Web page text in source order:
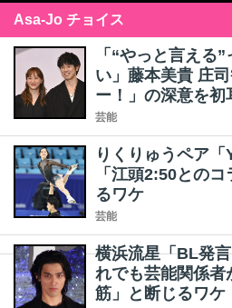
Asa-Jo チョイス
「“やっと言える
い」藤本美貴 庄
ー！」の深意を初
芸能
りくりゅうペア
「江頭2:50との
るワケ
芸能
横浜流星「BL発
れでも芸能関係者
筋」と断じるワケ